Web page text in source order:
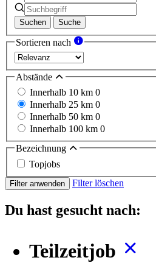
Suchen Suche
Sortieren nach
Abstände
Innerhalb 10 km 0
Innerhalb 25 km 0
Innerhalb 50 km 0
Innerhalb 100 km 0
Bezeichnung
Topjobs
Filter anwenden Filter löschen
Du hast gesucht nach:
Teilzeitjob